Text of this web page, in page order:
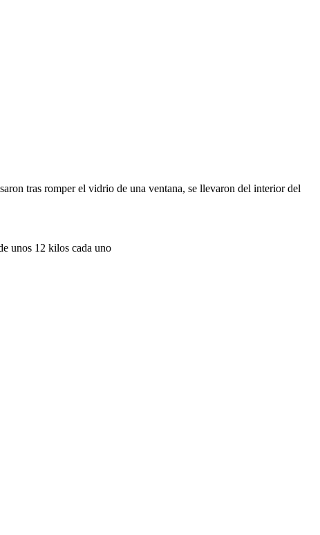
tras romper el vidrio de una ventana, se llevaron del interior del
unos 12 kilos cada uno